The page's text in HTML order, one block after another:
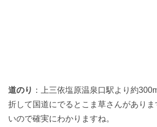
道のり ：上三依塩原温泉口駅より約
折して国道にでるとこま草さんがあり
いので確実にわかりますね。